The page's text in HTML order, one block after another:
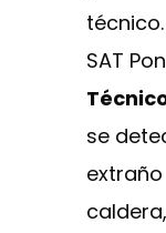
SAT
se